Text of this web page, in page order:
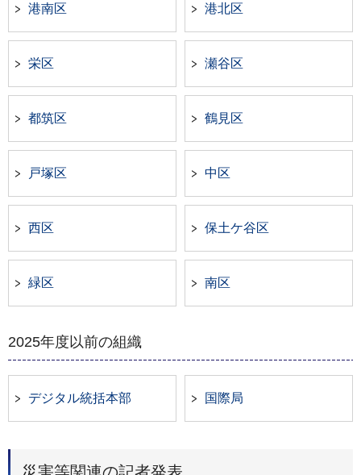
港南区 港北区
栄区 瀬谷区
都筑区 鶴見区
戸塚区 中区
西区 保土ケ谷区
緑区 南区
2025年度以前の組織
デジタル統括本部 国際局